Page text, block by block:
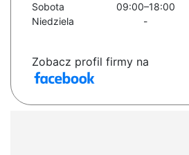
Sobota
09:00–18:00
Niedziela
-
Zobacz profil firmy na